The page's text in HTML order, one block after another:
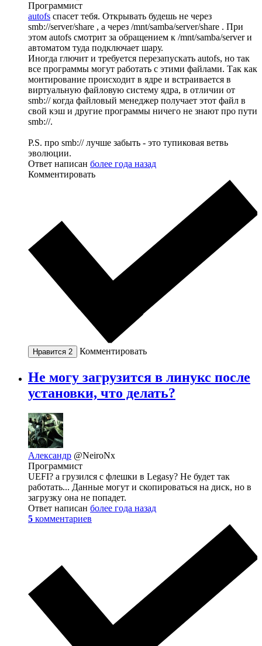
Программист
autofs спасет тебя. Открывать будешь не через
smb://server/share , а через /mnt/samba/server/share . При
этом autofs смотрит за обращением к /mnt/samba/server и
автоматом туда подключает шару.
Иногда глючит и требуется перезапускать autofs, но так
все программы могут работать с этими файлами. Так как
монтирование происходит в ядре и встраивается в
виртуальную файловую систему ядра, в отличии от
smb:// когда файловый менеджер получает этот файл в
свой кэш и другие программы ничего не знают про пути
smb://.
P.S. про smb:// лучше забыть - это тупиковая ветвь
эволюции.
Ответ написан более года назад
Комментировать
Нравится 2 Комментировать
Не могу загрузится в линукс после
установки, что делать?
Александр @NeiroNx
Программист
UEFI? а грузился c флешки в Legasy? Не будет так
работать... Данные могут и скопироваться на диск, но в
загрузку она не попадет.
Ответ написан более года назад
5 комментариев